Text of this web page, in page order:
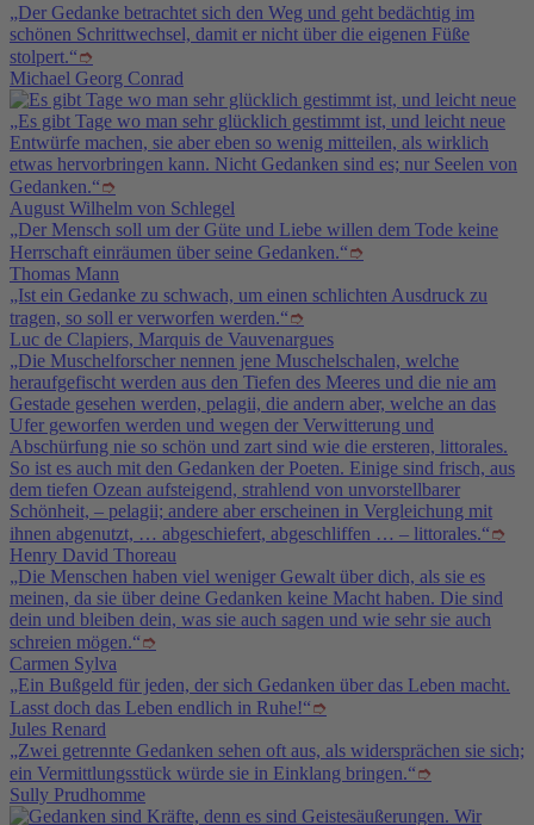
„Der Gedanke betrachtet sich den Weg und geht bedächtig im
schönen Schrittwechsel, damit er nicht über die eigenen Füße
stolpert.“➮
Michael Georg Conrad
„Es gibt Tage wo man sehr glücklich gestimmt ist, und leicht neue
Entwürfe machen, sie aber eben so wenig mitteilen, als wirklich
etwas hervorbringen kann. Nicht Gedanken sind es; nur Seelen von
Gedanken.“➮
August Wilhelm von Schlegel
„Der Mensch soll um der Güte und Liebe willen dem Tode keine
Herrschaft einräumen über seine Gedanken.“➮
Thomas Mann
„Ist ein Gedanke zu schwach, um einen schlichten Ausdruck zu
tragen, so soll er verworfen werden.“➮
Luc de Clapiers, Marquis de Vauvenargues
„Die Muschelforscher nennen jene Muschelschalen, welche
heraufgefischt werden aus den Tiefen des Meeres und die nie am
Gestade gesehen werden, pelagii, die andern aber, welche an das
Ufer geworfen werden und wegen der Verwitterung und
Abschürfung nie so schön und zart sind wie die ersteren, littorales.
So ist es auch mit den Gedanken der Poeten. Einige sind frisch, aus
dem tiefen Ozean aufsteigend, strahlend von unvorstellbarer
Schönheit, – pelagii; andere aber erscheinen in Vergleichung mit
ihnen abgenutzt, … abgeschiefert, abgeschliffen … – littorales.“➮
Henry David Thoreau
„Die Menschen haben viel weniger Gewalt über dich, als sie es
meinen, da sie über deine Gedanken keine Macht haben. Die sind
dein und bleiben dein, was sie auch sagen und wie sehr sie auch
schreien mögen.“➮
Carmen Sylva
„Ein Bußgeld für jeden, der sich Gedanken über das Leben macht.
Lasst doch das Leben endlich in Ruhe!“➮
Jules Renard
„Zwei getrennte Gedanken sehen oft aus, als widersprächen sie sich;
ein Vermittlungsstück würde sie in Einklang bringen.“➮
Sully Prudhomme